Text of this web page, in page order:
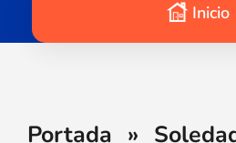
Inicio
Portada »